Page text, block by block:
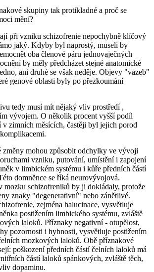
skupiny tak protikladné a proč se
mění?
při vzniku schizofrenie nepochybně klíčový
jaký. Kdyby byl naprostý, museli by
oba členové páru jednovaječných
by měly předcházet stejné anatomické
ani druhé se však neděje. Objevy "vazeb"
genové oblasti byly po přezkoumání
tedy musí mít nějaký vliv prostředí ,
vývojem. O několik procent vyšší podíl
v zimních měsících, častěji byl jejich porod
změny mohou způsobit odchylky ve vývoji
vzniku, putování, umístění i zapojení
v limbickém systému i kůře předních částí
domněnce se říká neurovývojová.
mozku schizofreniků by ji dokládaly, protože
znaky "degenerativní" nebo zánětlivé.
zejména halucinace, vysvětluje
postižením limbického systému, zvláště
laloků. Příznaky negativní - otupělost,
pozornosti i hybnosti, vysvětluje postižením
mozkových laloků. Obě příznakové
poškození předních částí čelních laloků má
částí laloků spánkových, zvláště těch,
dopaminu.